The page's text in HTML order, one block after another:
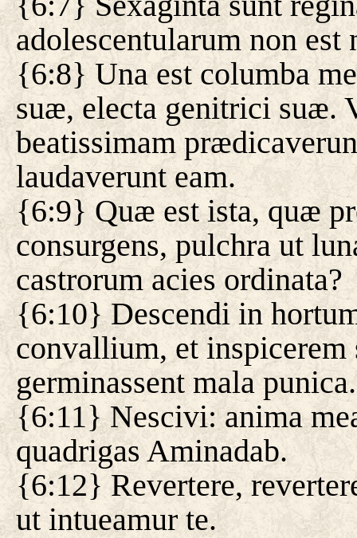
adolescentularum non est
{6:8} Una est columba
suæ, electa genitrici suæ.
beatissimam
laudaverunt eam.
{6:9} Quæ est ista, quæ
consurgens, pulchra ut
castrorum acies ordinata?
{6:10} Descendi in
convallium, et
germinassent mala punica.
{6:11} Nescivi: anima
quadrigas Aminadab.
{6:12} Revertere,
ut intueamur te.